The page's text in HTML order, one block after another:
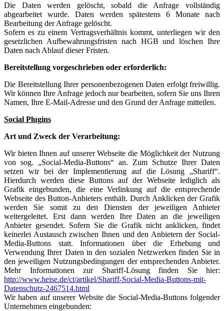
Die Daten werden gelöscht, sobald die Anfrage vollständig
abgearbeitet wurde. Daten werden spätestens 6 Monate nach
Bearbeitung der Anfrage gelöscht.
Sofern es zu einem Vertragsverhältnis kommt, unterliegen wir den
gesetzlichen Aufbewahrungsfristen nach HGB und löschen Ihre
Daten nach Ablauf dieser Fristen.
Bereitstellung vorgeschrieben oder erforderlich:
Die Bereitstellung Ihrer personenbezogenen Daten erfolgt freiwillig.
Wir können Ihre Anfrage jedoch nur bearbeiten, sofern Sie uns Ihren
Namen, Ihre E-Mail-Adresse und den Grund der Anfrage mitteilen.
Social Plugins
Art und Zweck der Verarbeitung:
Wir bieten Ihnen auf unserer Webseite die Möglichkeit der Nutzung
von sog. „Social-Media-Buttons“ an. Zum Schutze Ihrer Daten
setzen wir bei der Implementierung auf die Lösung „Shariff“.
Hierdurch werden diese Buttons auf der Webseite lediglich als
Grafik eingebunden, die eine Verlinkung auf die entsprechende
Webseite des Button-Anbieters enthält. Durch Anklicken der Grafik
werden Sie somit zu den Diensten der jeweiligen Anbieter
weitergeleitet. Erst dann werden Ihre Daten an die jeweiligen
Anbieter gesendet. Sofern Sie die Grafik nicht anklicken, findet
keinerlei Austausch zwischen Ihnen und den Anbietern der Social-
Media-Buttons statt. Informationen über die Erhebung und
Verwendung Ihrer Daten in den sozialen Netzwerken finden Sie in
den jeweiligen Nutzungsbedingungen der entsprechenden Anbieter.
Mehr Informationen zur Shariff-Lösung finden Sie hier:
http://www.heise.de/ct/artikel/Shariff-Social-Media-Buttons-mit-
Datenschutz-2467514.html
Wir haben auf unserer Website die Social-Media-Buttons folgender
Unternehmen eingebunden: